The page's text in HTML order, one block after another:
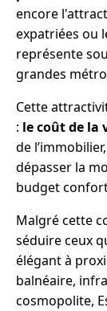
encore
expatriées ou
représente
grandes
Cette
: le coût de la
de
dépasser la
budget
Malgré cette
séduire ceux
élégant à
balnéaire,
cosmopolite,